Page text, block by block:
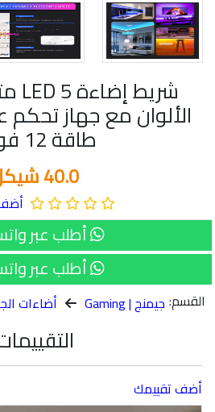
الألوان مع جهاز
طاقة 12 فولت
40.0 شيكل
أطلب عبر
أطلب عبر
القسم: جيمنج | Gaming أضاءات
أضف تقييمك